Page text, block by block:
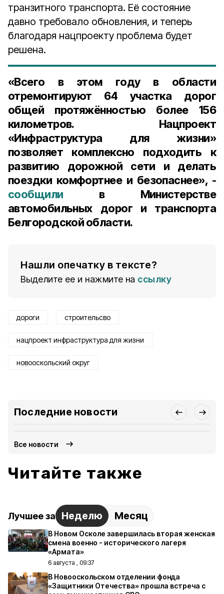
транзитного транспорта. Её состояние
давно требовало обновления, и теперь
благодаря нацпроекту проблема будет
решена.
«Всего в этом году в области
отремонтируют 64 участка дорог
общей протяжённостью более 156
километров. Нацпроект
«Инфраструктура для жизни»
позволяет комплексно подходить к
развитию дорожной сети и делать
поездки комфортнее и безопаснее», -
сообщили в Министерстве
автомобильных дорог и транспорта
Белгородской области.
Нашли опечатку в тексте?
Выделите ее и нажмите на ссылку
дороги строительсво
нацпроект инфраструктура для жизни
новооскольский округ
Последние новости
Все новости
Читайте также
Лучшее за Неделю Месяц
В Новом Осколе завершилась вторая женская
смена военно - исторического лагеря
«Армата»
6 августа , 09:37
В Новооскольском отделении фонда
«Защитники Отечества» прошла встреча с